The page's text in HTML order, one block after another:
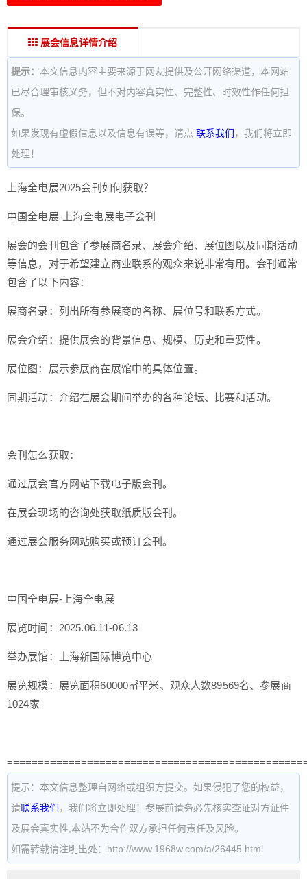
展会信息详情介绍
提示： 本文信息内容主要来源于网友提供及公开网络渠道，本网站
已尽合理审核义务，但不对内容真实性、完整性、时效性作任何担
保。
如果发现有虚假信息以及信息有误等，请点 联系我们 ，我们将立即
处理！
上海全电展2025会刊如何获取？
中国全电展-上海全电展电子会刊
展会的会刊包含了参展商名录、展会介绍、展位图以及同期活动
等信息，对于希望建立商业联系的观众来说非常有用。会刊通常
包含了以下内容：
展商名录：列出所有参展商的名称、展位号和联系方式。
展会介绍：提供展会的背景信息、规模、历史和重要性。
展位图：展示参展商在展馆中的具体位置。
同期活动：介绍在展会期间举办的各种论坛、比赛和活动。
会刊怎么获取：
通过展会官方网站下载电子版会刊。
在展会现场的咨询处获取纸质版会刊。
通过展会服务网站购买或预订会刊。
中国全电展-上海全电展
展览时间：2025.06.11-06.13
举办展馆：上海新国际博览中心
展览规模：展览面积60000㎡平米、观众人数89569名、参展商
1024家
提示：本文信息整理自网络或组织方提交。如果侵犯了您的权益，
请联系我们 ，我们将立即处理！参展前请务必先核实查证对方证件
及展会真实性,本站不为合作双方承担任何责任及风险。
如需转载请注明出处：http://www.1968w.com/a/26445.html